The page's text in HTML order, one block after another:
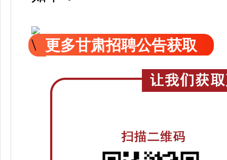
更多甘肃招聘公告获取